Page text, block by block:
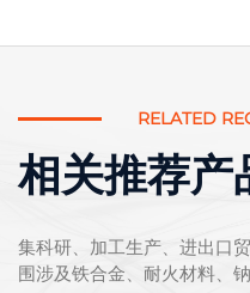
RELATED
相关推荐产
集科研、加工生产、进出口
围涉及铁合金、耐火材料、